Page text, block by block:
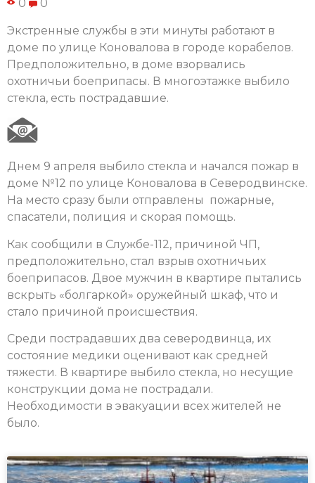
0 0
Экстренные службы в эти минуты работают в
доме по улице Коновалова в городе корабелов.
Предположительно, в доме взорвались
охотничьи боеприпасы. В многоэтажке выбило
стекла, есть пострадавшие.
Днем 9 апреля выбило стекла и начался пожар в
доме №12 по улице Коновалова в Северодвинске.
На место сразу были отправлены пожарные,
спасатели, полиция и скорая помощь.
Как сообщили в Службе-112, причиной ЧП,
предположительно, стал взрыв охотничьих
боеприпасов. Двое мужчин в квартире пытались
вскрыть «болгаркой» оружейный шкаф, что и
стало причиной происшествия.
Среди пострадавших два северодвинца, их
состояние медики оценивают как средней
тяжести. В квартире выбило стекла, но несущие
конструкции дома не пострадали.
Необходимости в эвакуации всех жителей не
было.